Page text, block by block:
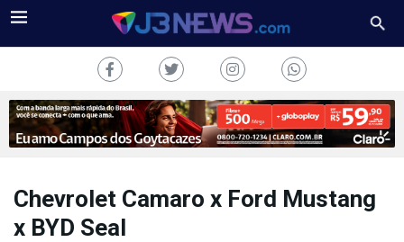
Chevrolet Camaro x Ford Mustang
x BYD Seal